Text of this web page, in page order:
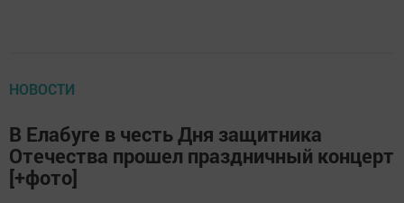
НОВОСТИ
В Елабуге в честь Дня защитника
Отечества прошел праздничный концерт
[+фото]